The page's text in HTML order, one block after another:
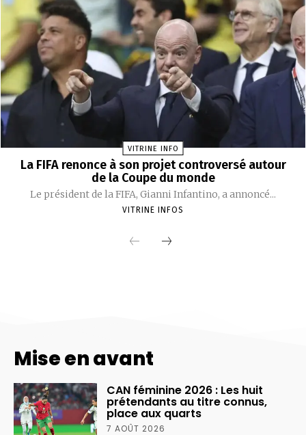
Mise en avant
CAN féminine 2026 : Les huit
prétendants au titre connus,
place aux quarts
7 AOÛT 2026